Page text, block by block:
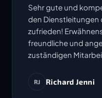
Sehr gute und
den Dienstleitungen
zufrieden!
freundliche und
zuständigen
RJ Richard Jenni